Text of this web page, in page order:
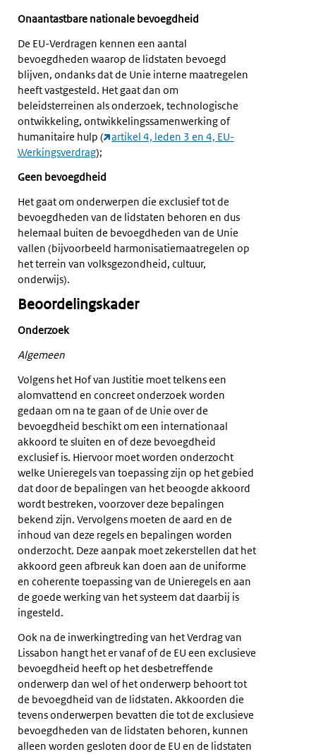
Onaantastbare nationale bevoegdheid
De EU-Verdragen kennen een aantal
bevoegdheden waarop de lidstaten bevoegd
blijven, ondanks dat de Unie interne maatregelen
heeft vastgesteld. Het gaat dan om
beleidsterreinen als onderzoek, technologische
ontwikkeling, ontwikkelingssamenwerking of
humanitaire hulp (
artikel 4, leden 3 en 4, EU-
Werkingsverdrag);
Geen bevoegdheid
Het gaat om onderwerpen die exclusief tot de
bevoegdheden van de lidstaten behoren en dus
helemaal buiten de bevoegdheden van de Unie
vallen (bijvoorbeeld harmonisatiemaatregelen op
het terrein van volksgezondheid, cultuur,
onderwijs).
Beoordelingskader
Onderzoek
Algemeen
Volgens het Hof van Justitie moet telkens een
alomvattend en concreet onderzoek worden
gedaan om na te gaan of de Unie over de
bevoegdheid beschikt om een internationaal
akkoord te sluiten en of deze bevoegdheid
exclusief is. Hiervoor moet worden onderzocht
welke Unieregels van toepassing zijn op het gebied
dat door de bepalingen van het beoogde akkoord
wordt bestreken, voorzover deze bepalingen
bekend zijn. Vervolgens moeten de aard en de
inhoud van deze regels en bepalingen worden
onderzocht. Deze aanpak moet zekerstellen dat het
akkoord geen afbreuk kan doen aan de uniforme
en coherente toepassing van de Unieregels en aan
de goede werking van het systeem dat daarbij is
ingesteld.
Ook na de inwerkingtreding van het Verdrag van
Lissabon hangt het er vanaf of de EU een exclusieve
bevoegdheid heeft op het desbetreffende
onderwerp dan wel of het onderwerp behoort tot
de bevoegdheid van de lidstaten. Akkoorden die
tevens onderwerpen bevatten die tot de exclusieve
bevoegdheden van de lidstaten behoren, kunnen
alleen worden gesloten door de EU en de lidstaten